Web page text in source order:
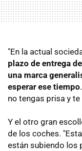
"En la actual
plazo de entrega
una marca
esperar ese tiempo
no tengas prisa y
Y el otro gran
de los coches.
están subiendo los